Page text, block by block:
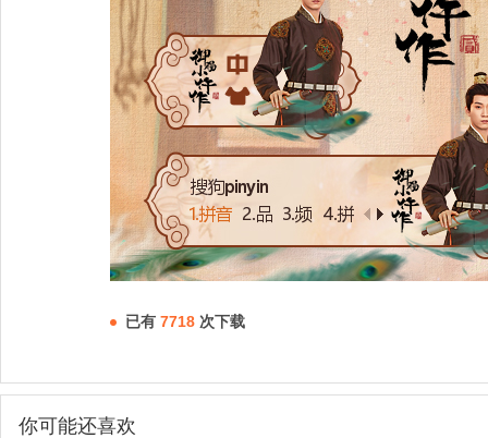
已有 7718 次下载
你可能还喜欢